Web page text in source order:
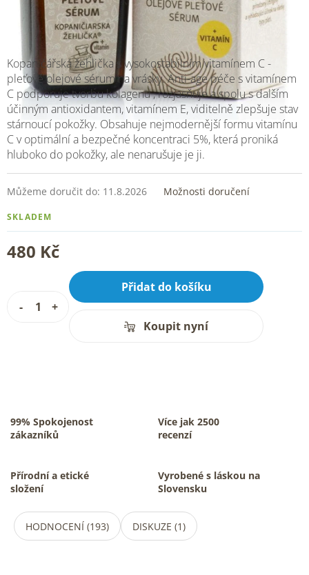
480 Kč
SKLADEM
Můžeme doručit do: 11.8.2026 Možnosti doručení
Přidat do košíku
Koupit nyní
Kopaničářská žehlička s vysokostabilním vitamínem C -
pleťové olejové sérum na vrásky.Anti-age péče s vitamínem
C podporuje tvorbu kolagenu , rozjasňuje a spolu s dalším
účinným antioxidantem, vitamínem E, viditelně zlepšuje stav
stárnoucí pokožky. Obsahuje nejmodernější formu vitamínu
C v optimální a bezpečné koncentraci 5%, která proniká
hluboko do pokožky, ale nenarušuje je ji.
99% Spokojenost
zákazníků
Více jak 2500
recenzí
Přírodní a etické
složení
Vyrobené s láskou na
Slovensku
HODNOCENÍ (193) DISKUZE (1)